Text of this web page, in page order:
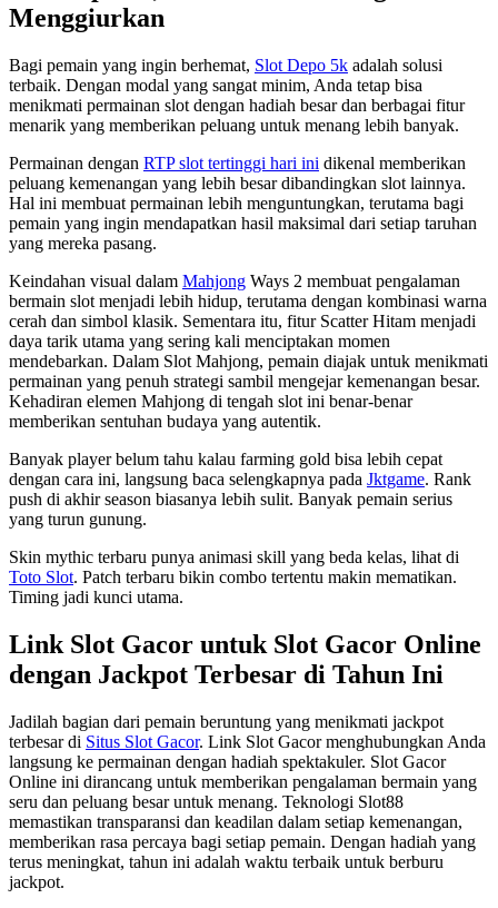
Menggiurkan
Bagi pemain yang ingin berhemat, Slot Depo 5k adalah solusi
terbaik. Dengan modal yang sangat minim, Anda tetap bisa
menikmati permainan slot dengan hadiah besar dan berbagai fitur
menarik yang memberikan peluang untuk menang lebih banyak.
Permainan dengan RTP slot tertinggi hari ini dikenal memberikan
peluang kemenangan yang lebih besar dibandingkan slot lainnya.
Hal ini membuat permainan lebih menguntungkan, terutama bagi
pemain yang ingin mendapatkan hasil maksimal dari setiap taruhan
yang mereka pasang.
Keindahan visual dalam Mahjong Ways 2 membuat pengalaman
bermain slot menjadi lebih hidup, terutama dengan kombinasi warna
cerah dan simbol klasik. Sementara itu, fitur Scatter Hitam menjadi
daya tarik utama yang sering kali menciptakan momen
mendebarkan. Dalam Slot Mahjong, pemain diajak untuk menikmati
permainan yang penuh strategi sambil mengejar kemenangan besar.
Kehadiran elemen Mahjong di tengah slot ini benar-benar
memberikan sentuhan budaya yang autentik.
Banyak player belum tahu kalau farming gold bisa lebih cepat
dengan cara ini, langsung baca selengkapnya pada Jktgame. Rank
push di akhir season biasanya lebih sulit. Banyak pemain serius
yang turun gunung.
Skin mythic terbaru punya animasi skill yang beda kelas, lihat di
Toto Slot. Patch terbaru bikin combo tertentu makin mematikan.
Timing jadi kunci utama.
Link Slot Gacor untuk Slot Gacor Online
dengan Jackpot Terbesar di Tahun Ini
Jadilah bagian dari pemain beruntung yang menikmati jackpot
terbesar di Situs Slot Gacor. Link Slot Gacor menghubungkan Anda
langsung ke permainan dengan hadiah spektakuler. Slot Gacor
Online ini dirancang untuk memberikan pengalaman bermain yang
seru dan peluang besar untuk menang. Teknologi Slot88
memastikan transparansi dan keadilan dalam setiap kemenangan,
memberikan rasa percaya bagi setiap pemain. Dengan hadiah yang
terus meningkat, tahun ini adalah waktu terbaik untuk berburu
jackpot.